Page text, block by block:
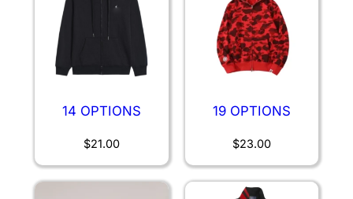
14 OPTIONS
$21.00
19 OPTIONS
$23.00